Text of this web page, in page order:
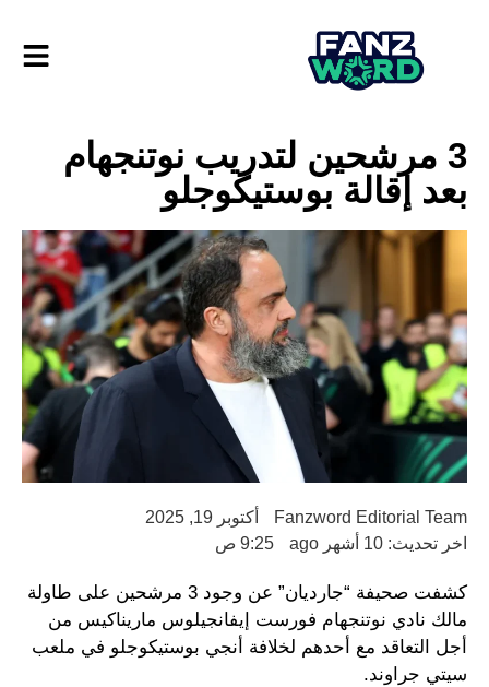
3 مرشحين لتدريب نوتنجهام
بعد إقالة بوستيكوجلو
Fanzword Editorial Team
أكتوبر 19, 2025
اخر تحديث: 10 أشهر ago
9:25 ص
كشفت صحيفة “جارديان” عن وجود 3 مرشحين على طاولة
مالك نادي نوتنجهام فورست إيفانجيلوس ماريناكيس من
أجل التعاقد مع أحدهم لخلافة أنجي بوستيكوجلو في ملعب
سيتي جراوند.